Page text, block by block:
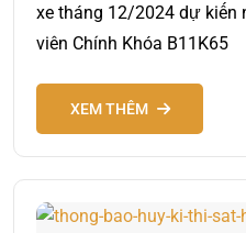
xe tháng 12/2024 dự kiến
viên Chính Khóa B11K65
XEM THÊM